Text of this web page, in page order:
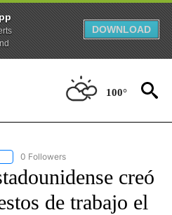
DOWNLOAD
100°
FOLLOW "CNN - SPANISH" TO RECEIVE
0 Followers
creó
de trabajo el